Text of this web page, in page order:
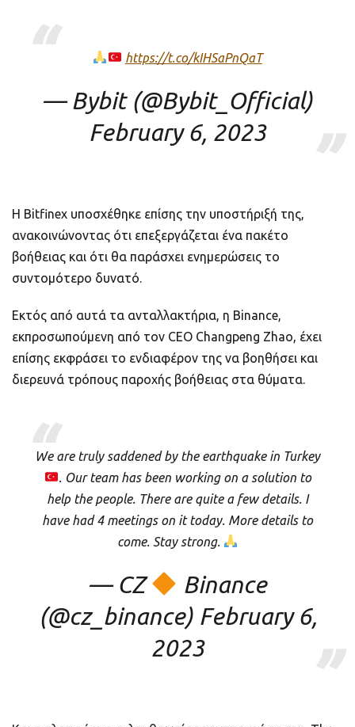
https://t.co/kIHSaPnQaT
— Bybit (@Bybit_Official)
February 6, 2023
Η Bitfinex υποσχέθηκε επίσης την υποστήριξή της,
ανακοινώνοντας ότι επεξεργάζεται ένα πακέτο
βοήθειας και ότι θα παράσχει ενημερώσεις το
συντομότερο δυνατό.
Εκτός από αυτά τα ανταλλακτήρια, η Binance,
εκπροσωπούμενη από τον CEO Changpeng Zhao, έχει
επίσης εκφράσει το ενδιαφέρον της να βοηθήσει και
διερευνά τρόπους παροχής βοήθειας στα θύματα.
We are truly saddened by the earthquake in Turkey
. Our team has been working on a solution to
help the people. There are quite a few details. I
have had 4 meetings on it today. More details to
come. Stay strong.
— CZ
Binance
(@cz_binance) February 6,
2023